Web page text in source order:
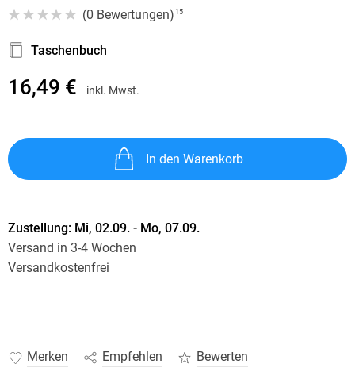
(0 Bewertungen) 15
Taschenbuch
16,49 € inkl. Mwst.
In den Warenkorb
Zustellung: Mi, 02.09. - Mo, 07.09.
Versand in 3-4 Wochen
Versandkostenfrei
Merken Empfehlen Bewerten